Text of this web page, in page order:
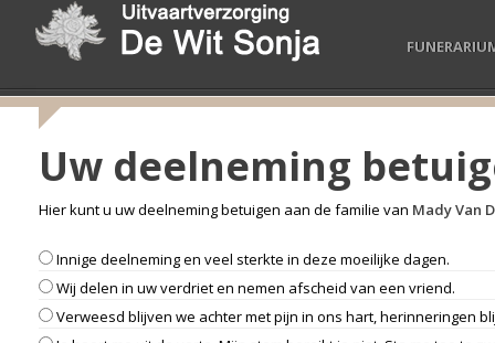
Uw deelneming
Hier kunt u uw deelneming betuigen aan de familie van Mady Van
Innige deelneming en veel sterkte in deze moeilijke dagen.
Wij delen in uw verdriet en nemen afscheid van een vriend.
Verweesd blijven we achter met pijn in ons hart, herinneringen